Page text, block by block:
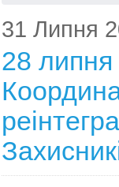
31 Липня
28 липня